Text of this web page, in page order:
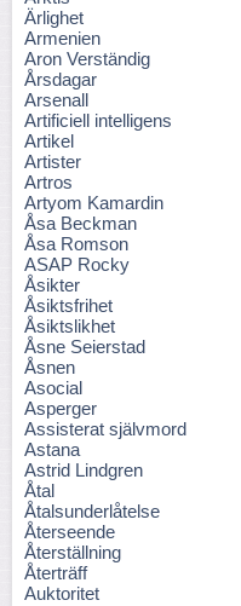
Ärlighet
Armenien
Aron Verständig
Årsdagar
Arsenall
Artificiell intelligens
Artikel
Artister
Artros
Artyom Kamardin
Åsa Beckman
Åsa Romson
ASAP Rocky
Åsikter
Åsiktsfrihet
Åsiktslikhet
Åsne Seierstad
Åsnen
Asocial
Asperger
Assisterat självmord
Astana
Astrid Lindgren
Åtal
Åtalsunderlåtelse
Återseende
Återställning
Återträff
Auktoritet